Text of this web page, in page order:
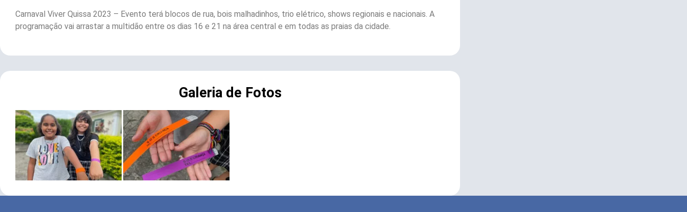
Carnaval Viver Quissa 2023 – Evento terá blocos de rua, bois malhadinhos, trio elétrico, shows regionais e nacionais. A
programação vai arrastar a multidão entre os dias 16 e 21 na área central e em todas as praias da cidade.
Galeria de Fotos